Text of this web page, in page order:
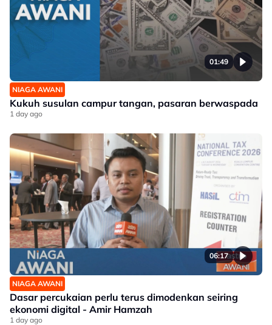
01:49
NIAGA AWANI
Kukuh susulan campur tangan, pasaran berwaspada
1 day ago
06:17
NIAGA AWANI
Dasar percukaian perlu terus dimodenkan seiring
ekonomi digital - Amir Hamzah
1 day ago